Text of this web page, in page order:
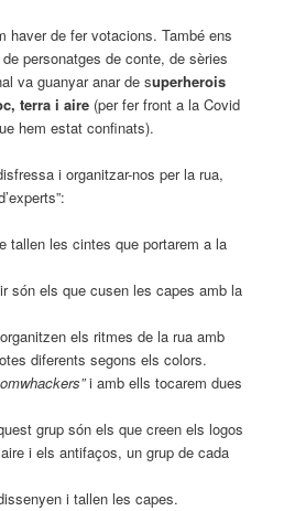
haver de fer votacions. També ens
personatges de conte, de sèries
va guanyar anar de superherois
terra i aire (per fer front a la Covid
hem estat confinats).
i organitzar-nos per la rua,
tallen les cintes que portarem a la
són els que cusen les capes amb la
els ritmes de la rua amb
diferents segons els colors.
i amb ells tocarem dues
grup són els que creen els logos
i els antifaços, un grup de cada
i tallen les capes.